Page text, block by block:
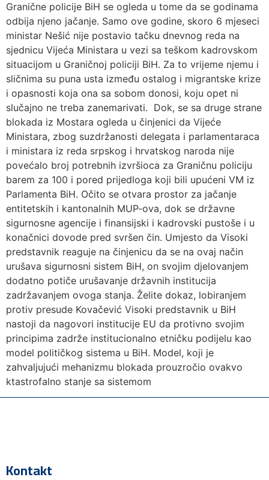
Granične policije BiH se ogleda u tome da se godinama
odbija njeno jačanje. Samo ove godine, skoro 6 mjeseci
ministar Nešić nije postavio tačku dnevnog reda na
sjednicu Vijeća Ministara u vezi sa teškom kadrovskom
situacijom u Graničnoj policiji BiH. Za to vrijeme njemu i
sličnima su puna usta između ostalog i migrantske krize
i opasnosti koja ona sa sobom donosi, koju opet ni
slučajno ne treba zanemarivati. Dok, se sa druge strane
blokada iz Mostara ogleda u činjenici da Vijeće
Ministara, zbog suzdržanosti delegata i parlamentaraca
i ministara iz reda srpskog i hrvatskog naroda nije
povećalo broj potrebnih izvršioca za Graničnu policiju
barem za 100 i pored prijedloga koji bili upućeni VM iz
Parlamenta BiH. Očito se otvara prostor za jačanje
entitetskih i kantonalnih MUP-ova, dok se državne
sigurnosne agencije i finansijski i kadrovski pustoše i u
konačnici dovode pred svršen čin. Umjesto da Visoki
predstavnik reaguje na činjenicu da se na ovaj način
urušava sigurnosni sistem BiH, on svojim djelovanjem
dodatno potiče urušavanje državnih institucija
zadržavanjem ovoga stanja. Želite dokaz, lobiranjem
protiv presude Kovačević Visoki predstavnik u BiH
nastoji da nagovori institucije EU da protivno svojim
principima zadrže institucionalno etničku podijelu kao
model političkog sistema u BiH. Model, koji je
zahvaljujući mehanizmu blokada prouzročio ovakvo
ktastrofalno stanje sa sistemom
Kontakt